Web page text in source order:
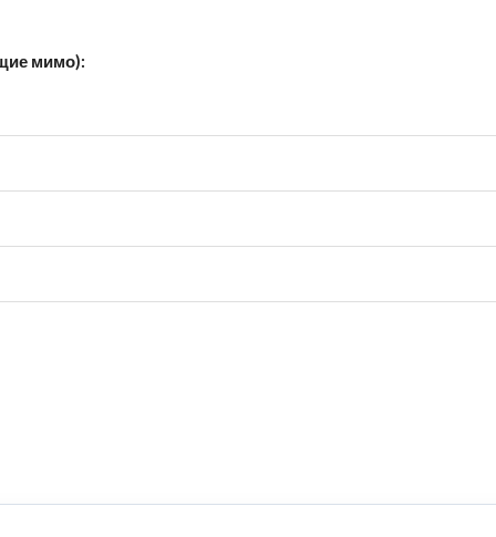
мимо):